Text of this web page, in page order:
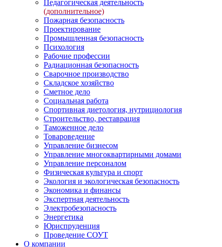
Педагогическая деятельность
(дополнительное)
Пожарная безопасность
Проектирование
Промышленная безопасность
Психология
Рабочие профессии
Радиационная безопасность
Сварочное производство
Складское хозяйство
Сметное дело
Социальная работа
Спортивная диетология, нутрициология
Строительство, реставрация
Таможенное дело
Товароведение
Управление бизнесом
Управление многоквартирными домами
Управление персоналом
Физическая культура и спорт
Экология и экологическая безопасность
Экономика и финансы
Экспертная деятельность
Электробезопасность
Энергетика
Юриспруденция
Проведение СОУТ
О компании